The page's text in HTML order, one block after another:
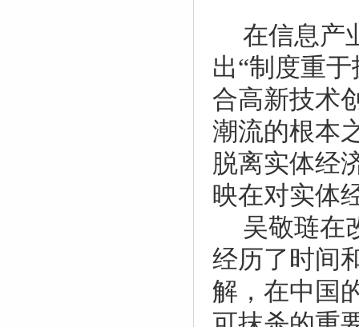
在信息产
出“制度重
合高新技术
潮流的根本
脱离实体经
映在对实体
吴敬琏在
经历了时间
解，在中国